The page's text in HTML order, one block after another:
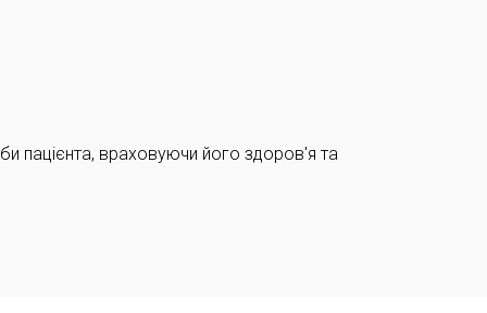
пацієнта, враховуючи його здоров'я та